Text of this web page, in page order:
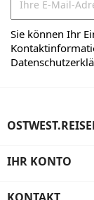
Sie können Ihr
IHR KONTO